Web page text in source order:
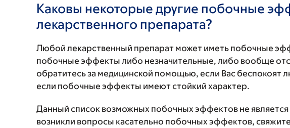
Каковы некоторые другие побочные
лекарственного препарата?
Любой лекарственный препарат может иметь побочные
побочные эффекты либо незначительные, либо вообще
обратитесь за медицинской помощью, если Вас
если побочные эффекты имеют стойкий характер.
Данный список возможных побочных эффектов не
возникли вопросы касательно побочных эффектов,